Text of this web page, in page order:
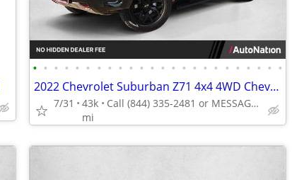
• • • • • • • • • • • • • • • • • • • • • • • •
2022 Chevrolet Suburban Z71 4x4 4WD Chevy SUV AUTONATION
7/31
43k
mi
Call (844) 335-2481 or MESSAGE/CHAT to confirm availability